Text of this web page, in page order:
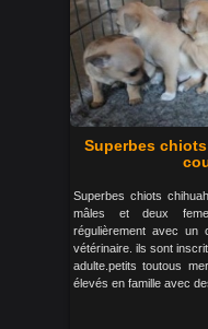
Superbes
Superbes chiots
mâles et deux
régulièrement avec un
vétérinaire. ils sont
adulte.petits toutous
élevés en famille avec